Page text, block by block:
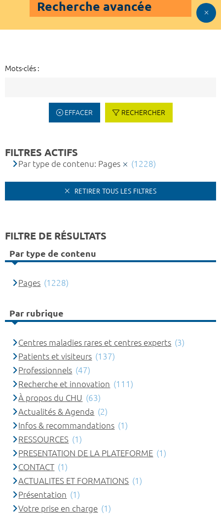
Recherche avancée
Mots-clés :
EFFACER RECHERCHER
FILTRES ACTIFS
Par type de contenu: Pages (1228)
RETIRER TOUS LES FILTRES
FILTRE DE RÉSULTATS
Par type de contenu
Pages (1228)
Par rubrique
Centres maladies rares et centres experts (3)
Patients et visiteurs (137)
Professionnels (47)
Recherche et innovation (111)
À propos du CHU (63)
Actualités & Agenda (2)
Infos & recommandations (1)
RESSOURCES (1)
PRESENTATION DE LA PLATEFORME (1)
CONTACT (1)
ACTUALITES ET FORMATIONS (1)
Présentation (1)
Votre prise en charge (1)